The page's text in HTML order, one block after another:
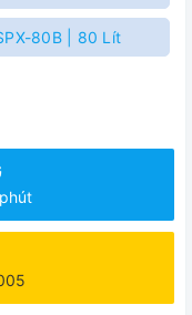
80B | 80 Lít